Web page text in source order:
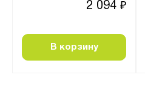
2 094 ₽
В корзину